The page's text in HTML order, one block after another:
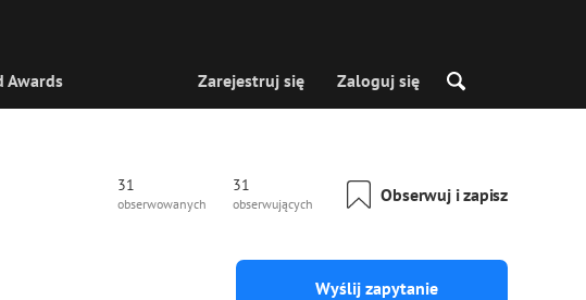
Awards Zarejestruj się Zaloguj się
31
obserwowanych
31
obserwujących Obserwuj i zapisz
Wyślij zapytanie